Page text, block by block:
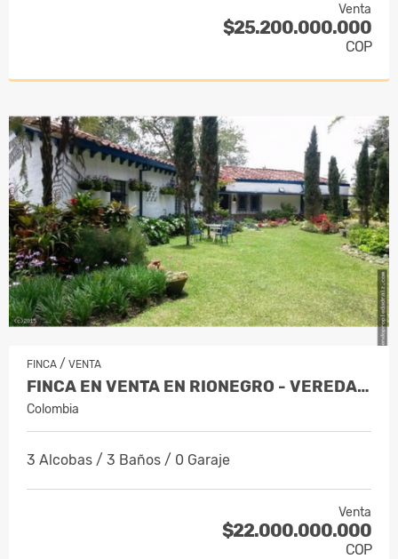
Venta
$25.200.000.000
COP
FINCA / VENTA
FINCA EN VENTA EN RIONEGRO - VEREDA B…
Colombia
3 Alcobas / 3 Baños / 0 Garaje
Venta
$22.000.000.000
COP